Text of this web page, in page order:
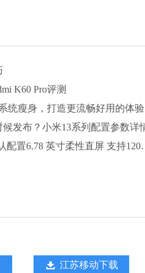
K60 Pro评测
统瘦身，打造更流畅好用的体验
发布？小米13系列配置参数详
配置6.78 英寸柔性直屏 支持
江苏移动下载